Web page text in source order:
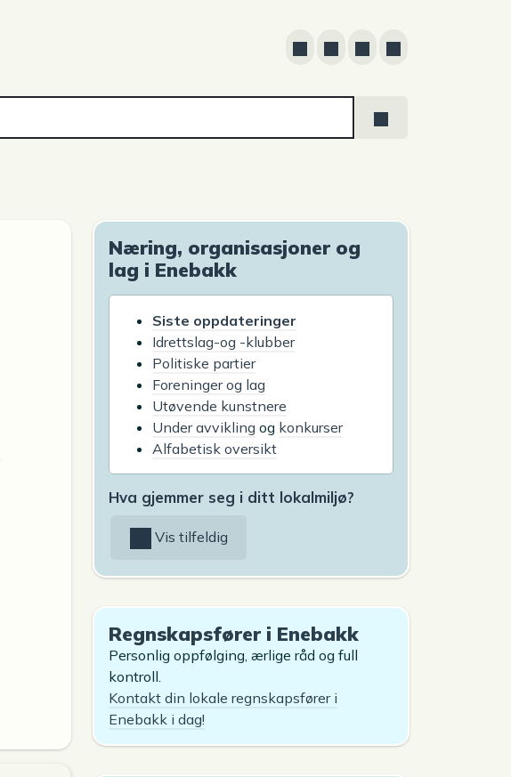
Næring, organisasjoner og
lag i Enebakk
Siste oppdateringer
Idrettslag-og -klubber
Politiske partier
Foreninger og lag
Utøvende kunstnere
Under avvikling og konkurser
Alfabetisk oversikt
Hva gjemmer seg i ditt lokalmiljø?
Vis tilfeldig
Regnskapsfører i Enebakk
Personlig oppfølging, ærlige råd og full
kontroll.
Kontakt din lokale regnskapsfører i
Enebakk i dag!